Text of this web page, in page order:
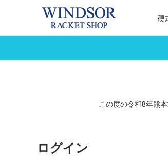
硬
この度の令和8年熊
ログイン